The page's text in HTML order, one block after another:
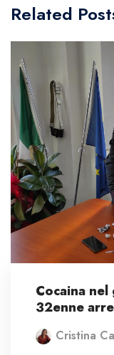
Related
Cocaina
32enne
Cristina